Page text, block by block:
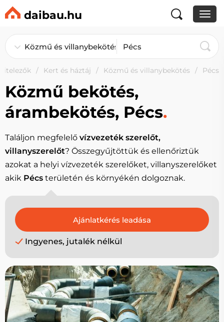
daibau.hu
Kert és háztáj Közmű és villanybekötés Pécs
Közmű bekötés,
árambekötés, Pécs.
Találjon megfelelő vízvezeték szerelőt,
villanyszerelőt? Összegyűjtöttük és ellenőriztük
azokat a helyi vízvezeték szerelőket, villanyszerelőket
akik Pécs területén és környékén dolgoznak.
Ingyenes, jutalék nélkül